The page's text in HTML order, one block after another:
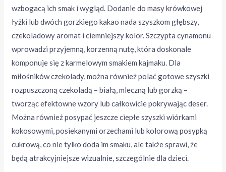
wzbogacą ich smak i wygląd. Dodanie do masy krówkowej
łyżki lub dwóch gorzkiego kakao nada szyszkom głębszy,
czekoladowy aromat i ciemniejszy kolor. Szczypta cynamonu
wprowadzi przyjemną, korzenną nutę, która doskonale
komponuje się z karmelowym smakiem kajmaku. Dla
miłośników czekolady, można również polać gotowe szyszki
rozpuszczoną czekoladą – białą, mleczną lub gorzką –
tworząc efektowne wzory lub całkowicie pokrywając deser.
Można również posypać jeszcze ciepłe szyszki wiórkami
kokosowymi, posiekanymi orzechami lub kolorową posypką
cukrową, co nie tylko doda im smaku, ale także sprawi, że
będą atrakcyjniejsze wizualnie, szczególnie dla dzieci.